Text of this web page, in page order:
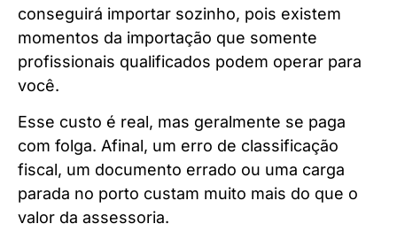
conseguirá importar sozinho, pois existem
momentos da importação que somente
profissionais qualificados podem operar para
você.
Esse custo é real, mas geralmente se paga
com folga. Afinal, um erro de classificação
fiscal, um documento errado ou uma carga
parada no porto custam muito mais do que o
valor da assessoria.